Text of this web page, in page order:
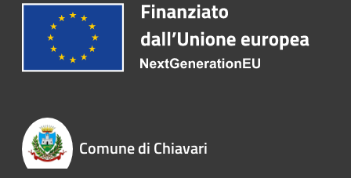
Comune di Chiavari